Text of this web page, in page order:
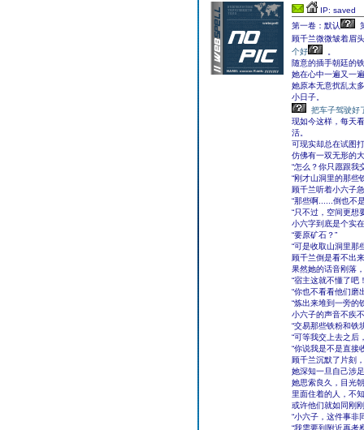
IP: saved
第一卷：默认
顾千兰微微皱着眉
个好
随意的插手朝廷的
她在心中一遍又一
她原本无意扰乱太
小日子。
把车子驾驶好
现如今这样，每天
活。
可现实却总在试图
仿佛有一双无形的
“怎么？你只愿跟我
“刚才山洞里的那些
顾千兰听着小六子
“那些啊......倒也不
“只不过，空间更想
小六字到底是个实
“要原矿石？”
“可是收取山洞里那
顾千兰倒是看不出
果然她的话音刚落
“宿主这就不懂了吧
“你也不看看他们磨
“炼出来堆到一旁的
小六子的声音不疾
“交易那些铁粉和铁
“可等我交上去之后
“你说我是不是直接
顾千兰沉默了片刻
她深知一旦自己涉
她思索良久，目光
里面住着的人，不
或许他们就如同刚
“小六子，这件事非
“我需要到附近再考